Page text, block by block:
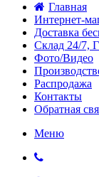
Главная
Интернет-
Доставка
Склад 24/7,
Фото/Видео
Распродажа
Контакты
Обратная
Меню